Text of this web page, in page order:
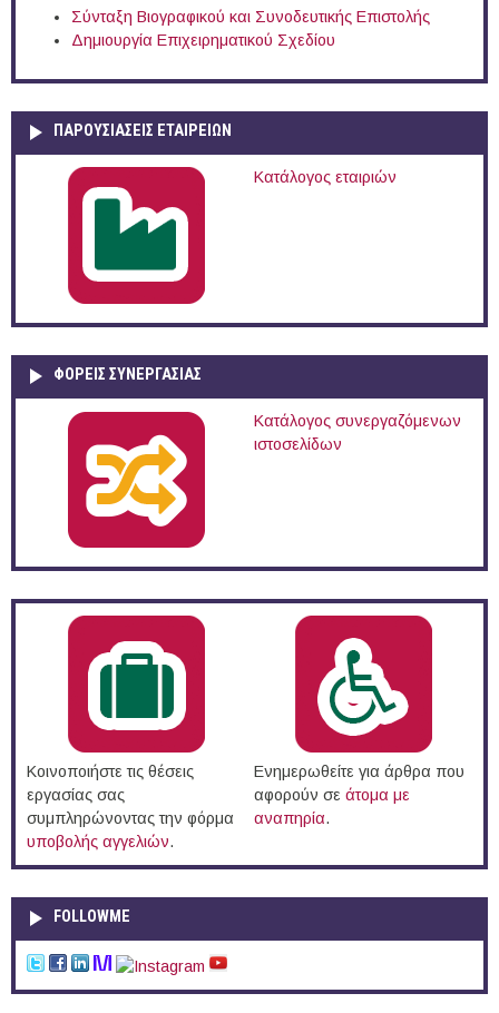
Σύνταξη Βιογραφικού και Συνοδευτικής Επιστολής
Δημιουργία Επιχειρηματικού Σχεδίου
ΠΑΡΟΥΣΙΆΣΕΙΣ ΕΤΑΙΡΕΙΏΝ
Κατάλογος εταιριών
ΦΟΡΕΙΣ ΣΥΝΕΡΓΑΣΙΑΣ
Κατάλογος συνεργαζόμενων
ιστοσελίδων
Κοινοποιήστε τις θέσεις
εργασίας σας
συμπληρώνοντας την φόρμα
υποβολής αγγελιών.
Ενημερωθείτε για άρθρα που
αφορούν σε άτομα με
αναπηρία.
FOLLOWME